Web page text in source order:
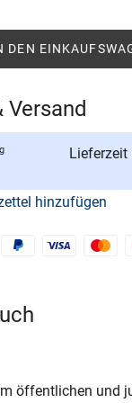
DEN
Versand
Lieferzeit
hinzufügen
öffentlichen und